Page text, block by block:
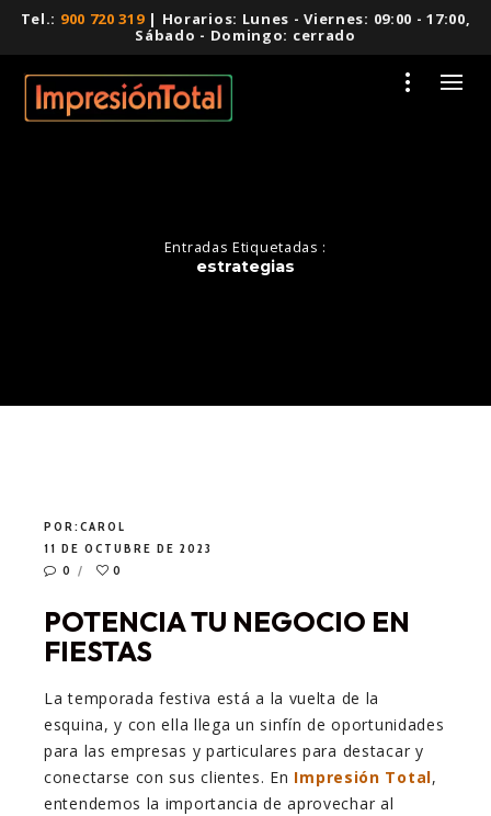
Tel.: 900 720 319| Horarios: Lunes - Viernes: 09:00 - 17:00,
Sábado - Domingo: cerrado
Entradas Etiquetadas :
estrategias
POR:CAROL
11 DE OCTUBRE DE 2023
0
0
POTENCIA TU NEGOCIO EN
FIESTAS
La temporada festiva está a la vuelta de la
esquina, y con ella llega un sinfín de oportunidades
para las empresas y particulares para destacar y
conectarse con sus clientes. En Impresión Total,
entendemos la importancia de aprovechar al